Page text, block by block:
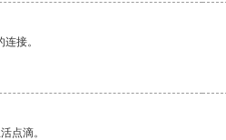
接。
点滴。